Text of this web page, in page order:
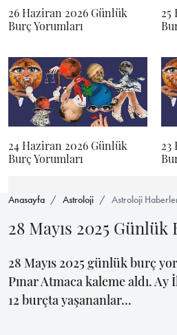
26 Haziran 2026 Günlük
Burç Yorumları
25
24 Haziran 2026 Günlük
Burç Yorumları
23
Anasayfa Astroloji Astroloji
28 Mayıs 2025
28 Mayıs 2025 günlük burç
Pınar Atmaca kaleme aldı.
12 burçta yaşananlar...